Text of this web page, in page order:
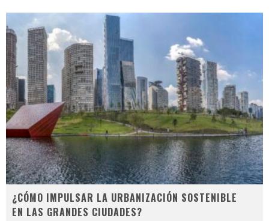
¿CÓMO IMPULSAR LA URBANIZACIÓN SOSTENIBLE
EN LAS GRANDES CIUDADES?